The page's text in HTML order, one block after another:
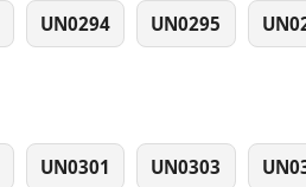
UN0294 UN0295
UN0301 UN0303